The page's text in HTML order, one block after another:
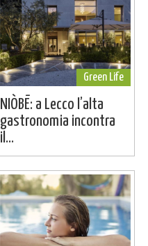
Green Life
NIÒBĒ: a Lecco l’alta
gastronomia incontra
il...